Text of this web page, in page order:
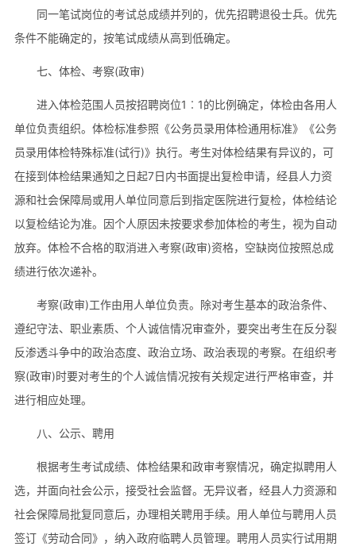
同一笔试岗位的考试总成绩并列的，优先招聘退役士兵。优先
条件不能确定的，按笔试成绩从高到低确定。
七、体检、考察(政审)
进入体检范围人员按招聘岗位1︰1的比例确定，体检由各用人
单位负责组织。体检标准参照《公务员录用体检通用标准》《公务
员录用体检特殊标准(试行)》执行。考生对体检结果有异议的，可
在接到体检结果通知之日起7日内书面提出复检申请，经县人力资
源和社会保障局或用人单位同意后到指定医院进行复检，体检结论
以复检结论为准。因个人原因未按要求参加体检的考生，视为自动
放弃。体检不合格的取消进入考察(政审)资格，空缺岗位按照总成
绩进行依次递补。
考察(政审)工作由用人单位负责。除对考生基本的政治条件、
遵纪守法、职业素质、个人诚信情况审查外，要突出考生在反分裂
反渗透斗争中的政治态度、政治立场、政治表现的考察。在组织考
察(政审)时要对考生的个人诚信情况按有关规定进行严格审查，并
进行相应处理。
八、公示、聘用
根据考生考试成绩、体检结果和政审考察情况，确定拟聘用人
选，并面向社会公示，接受社会监督。无异议者，经县人力资源和
社会保障局批复同意后，办理相关聘用手续。用人单位与聘用人员
签订《劳动合同》，纳入政府临聘人员管理。聘用人员实行试用期